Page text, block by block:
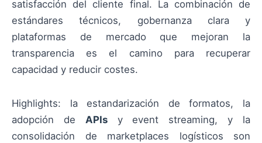
satisfacción del cliente final. La combinación de
estándares técnicos, gobernanza clara y
plataformas de mercado que mejoran la
transparencia es el camino para recuperar
capacidad y reducir costes.
Highlights: la estandarización de formatos, la
adopción de APIsy event streaming, y la
consolidación de marketplaces logísticos son